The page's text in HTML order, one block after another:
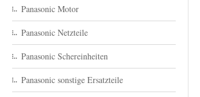
Panasonic Motor
Panasonic Netzteile
Panasonic Schereinheiten
Panasonic sonstige Ersatzteile